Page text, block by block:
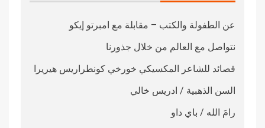
عن الطفولة والكتب – مقابلة مع امبرتو إيكو
نتواصل مع العالم من خلال جذورنا
قصائد للشاعر المكسيكي خورخي كونطراريس هيريرا
السن الذهبية / ادريس خالي
رامَ الله / باي داو